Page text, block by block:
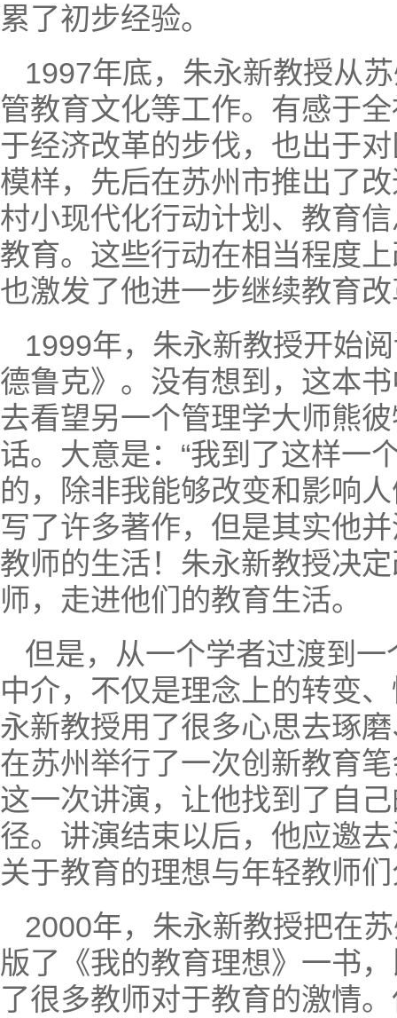
累了初步经验。
1997年底，朱永新教授从
管教育文化等工作。有感于
于经济改革的步伐，也出于
模样，先后在苏州市推出了
村小现代化行动计划、教育
教育。这些行动在相当程度
也激发了他进一步继续教育
1999年，朱永新教授开始
德鲁克》。没有想到，这本
去看望另一个管理学大师熊
话。大意是：“我到了这样一
的，除非我能够改变和影响
写了许多著作，但是其实他
教师的生活！朱永新教授决
师，走进他们的教育生活。
但是，从一个学者过渡到
中介，不仅是理念上的转变
永新教授用了很多心思去琢
在苏州举行了一次创新教育
这一次讲演，让他找到了自
径。讲演结束以后，他应邀
关于教育的理想与年轻教师
2000年，朱永新教授把在
版了《我的教育理想》一书
了很多教师对于教育的激情